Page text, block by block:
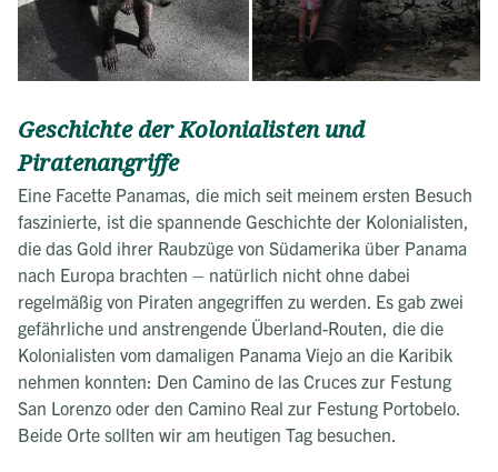
Geschichte der Kolonialisten und
Piratenangriffe
Eine Facette Panamas, die mich seit meinem ersten Besuch
faszinierte, ist die spannende Geschichte der Kolonialisten,
die das Gold ihrer Raubzüge von Südamerika über Panama
nach Europa brachten – natürlich nicht ohne dabei
regelmäßig von Piraten angegriffen zu werden. Es gab zwei
gefährliche und anstrengende Überland-Routen, die die
Kolonialisten vom damaligen Panama Viejo an die Karibik
nehmen konnten: Den Camino de las Cruces zur Festung
San Lorenzo oder den Camino Real zur Festung Portobelo.
Beide Orte sollten wir am heutigen Tag besuchen.